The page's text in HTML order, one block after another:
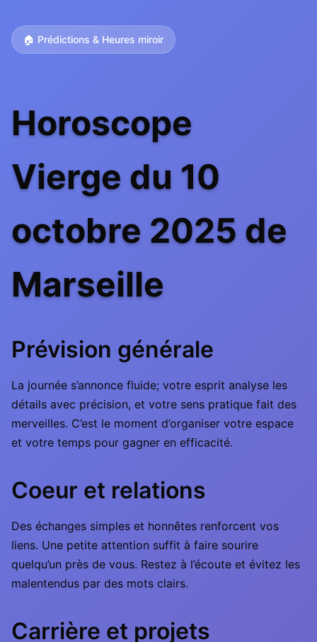
🏠 Prédictions & Heures miroir
Horoscope
Vierge du 10
octobre 2025 de
Marseille
Prévision générale
La journée s’annonce fluide; votre esprit analyse les
détails avec précision, et votre sens pratique fait des
merveilles. C’est le moment d’organiser votre espace
et votre temps pour gagner en efficacité.
Coeur et relations
Des échanges simples et honnêtes renforcent vos
liens. Une petite attention suffit à faire sourire
quelqu’un près de vous. Restez à l’écoute et évitez les
malentendus par des mots clairs.
Carrière et projets